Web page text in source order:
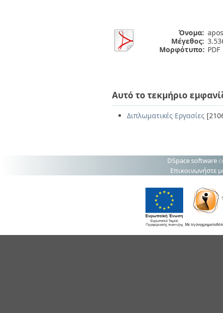
Όνομα:
Μέγεθος:
Μορφότυπο: PDF
Αυτό το τεκμήριο
Διπλωματικές Εργασίες
DSpace software
Επικοινωνήστε